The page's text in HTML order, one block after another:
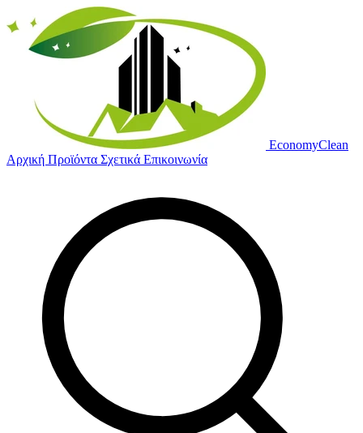
EconomyClean
Αρχική Προϊόντα Σχετικά Επικοινωνία